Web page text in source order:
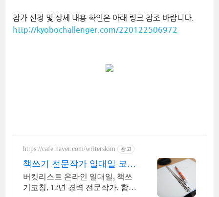
참가 신청 및 상세 내용 확인은 아래 링크 참조 바랍니다.
http://kyobochallenger.com/220122506972
https://cafe.naver.com/writerskim 광고
책쓰기 전문작가 일대일 코칭
16년째 예비작가의 멘토
버킷리스트 온라인 일대일, 책쓰
기코칭, 12년 경력 전문작가, 합리